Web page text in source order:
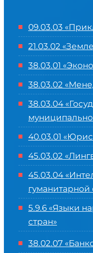
09.03.03
21.03.02
38.03.01
38.03.02
38.03.04
40.03.01
45.03.02
45.03.04 «
5.9.6 «Языки
стран»
38.02.07